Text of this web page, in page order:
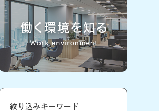
絞り込みキーワード